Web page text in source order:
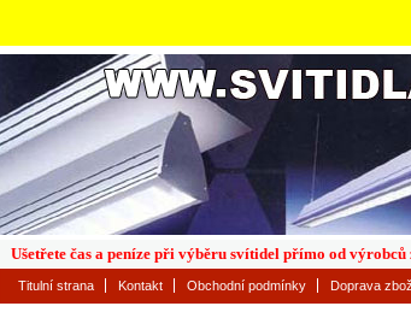
Titulní strana Kontakt Obchodní podmínky Doprava
Ušetřete čas a peníze při výběru svítidel přímo od výrobců